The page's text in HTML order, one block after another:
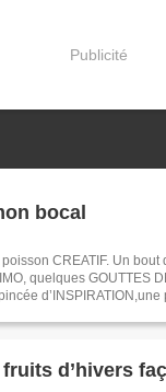
Publicité
bocal
CREATIF. Un bout
quelques GOUTTES
d’hivers